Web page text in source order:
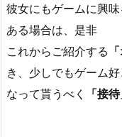
彼女にもゲームに興
ある場合は、是非
これからご紹介する
き、少しでもゲーム好
なって貰うべく
「接待